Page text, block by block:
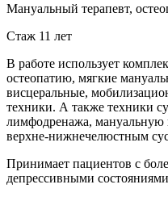
Мануальный терапевт,
Стаж 11 лет
В работе использует
остеопатию, мягкие
висцеральные,
техники. А также техники
лимфодренажа, мануальную
верхне-нижнечелюстным
Принимает пациентов с
депрессивными